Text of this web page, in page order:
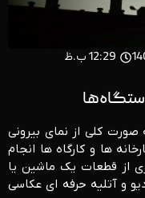
12:29 ب.ظ
کلی از نمای بیرونی
ها و کارگاه ها انجام
از قطعات یک ماشین یا
و آتلیه حرفه ای عکاسی